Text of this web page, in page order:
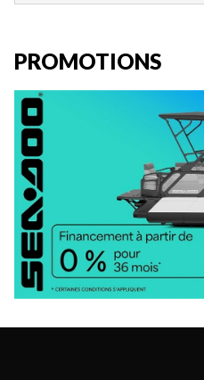
PROMOTIONS